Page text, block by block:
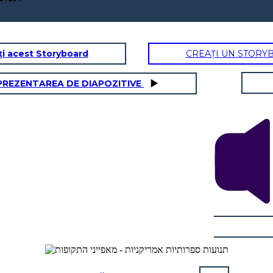
acest Storyboard CREAȚI UN
DE DIAPOZITIVE